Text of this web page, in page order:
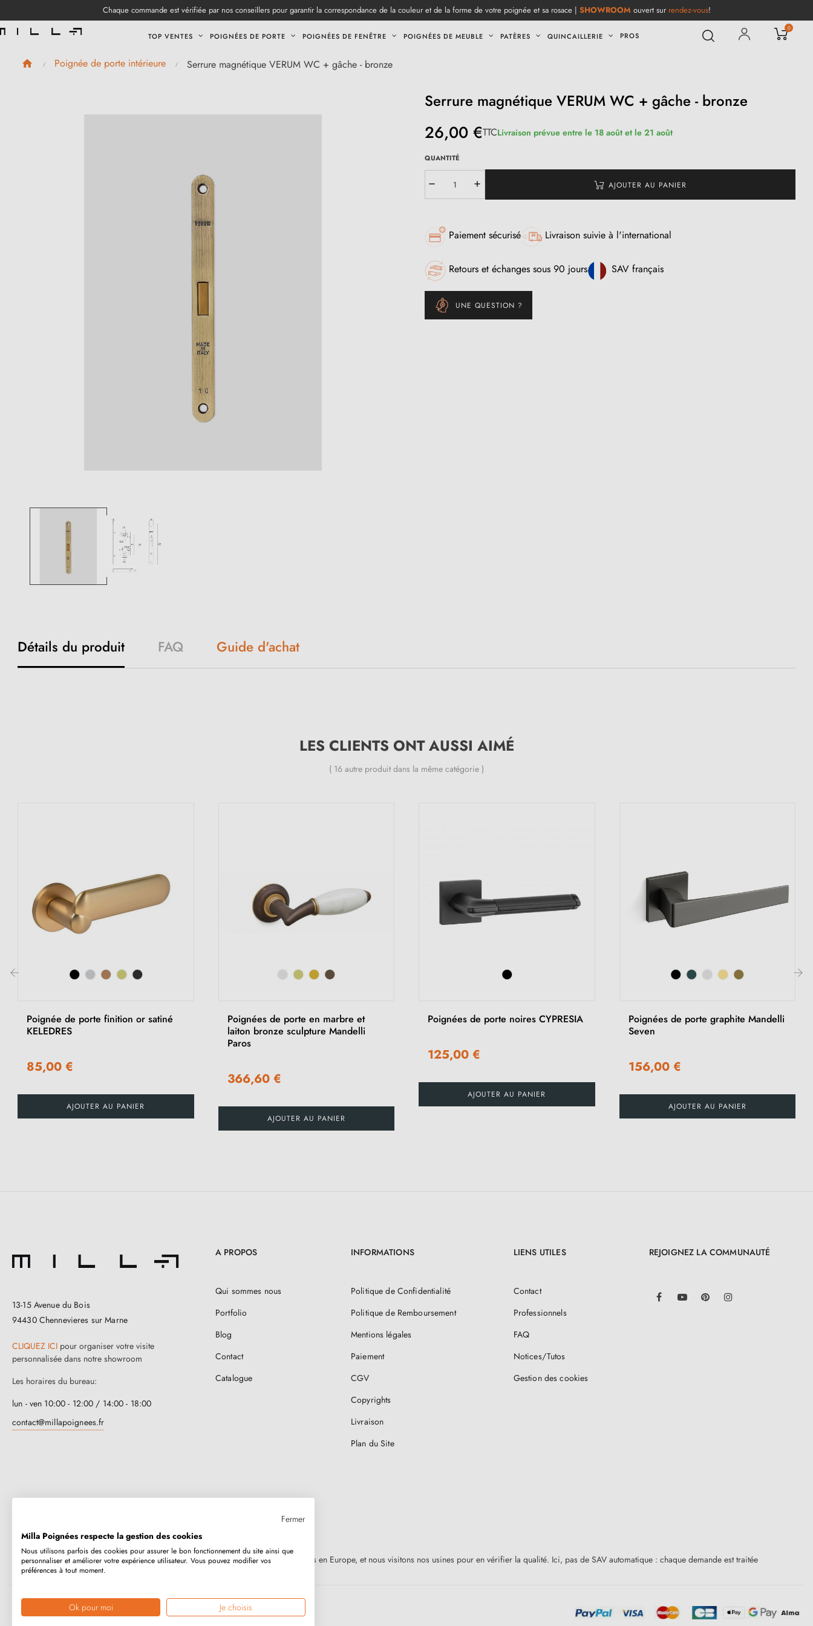
Chaque commande est vérifiée par nos conseillers pour garantir la correspondance de la couleur et de la forme de votre poignée et sa rosace | SHOWROOM ouvert sur rendez-vous!
TOP VENTES POIGNÉES DE PORTE POIGNÉES DE FENÊTRE POIGNÉES DE MEUBLE PATÈRES QUINCAILLERIE PROS
0
Poignée de porte intérieure Serrure magnétique VERUM WC + gâche - bronze
Serrure magnétique VERUM WC + gâche - bronze
26,00 €TTCLivraison prévue entre le 18 août et le 21 août
QUANTITÉ
AJOUTER AU PANIER
Paiement sécurisé Livraison suivie à l'international
Retours et échanges sous 90 jours SAV français
UNE QUESTION ?
Détails du produit FAQ Guide d'achat
LES CLIENTS ONT AUSSI AIMÉ
( 16 autre produit dans la même catégorie )
Poignée de porte finition or satiné
KELEDRES
85,00 €
AJOUTER AU PANIER
Poignées de porte en marbre et
laiton bronze sculpture Mandelli
Paros
366,60 €
AJOUTER AU PANIER
Poignées de porte noires CYPRESIA
125,00 €
AJOUTER AU PANIER
Poignées de porte graphite Mandelli
Seven
156,00 €
AJOUTER AU PANIER
13-15 Avenue du Bois
94430 Chennevieres sur Marne
CLIQUEZ ICI pour organiser votre visite
personnalisée dans notre showroom
Les horaires du bureau:
lun - ven 10:00 - 12:00 / 14:00 - 18:00
contact@millapoignees.fr
A PROPOS
Qui sommes nous
Portfolio
Blog
Contact
Catalogue
INFORMATIONS
Politique de Confidentialité
Politique de Remboursement
Mentions légales
Paiement
CGV
Copyrights
Livraison
Plan du Site
LIENS UTILES
Contact
Professionnels
FAQ
Notices/Tutos
Gestion des cookies
REJOIGNEZ LA COMMUNAUTÉ
FacebookYouTube Pinterest
Millapoignées, c’est une entreprise familiale française. Nos poignées sont fabriquées en Europe, et nous visitons nos usines pour en vérifier la qualité. Ici, pas de SAV automatique : chaque demande est traitée
humainement, au cas par cas.
Copyright © 2026 MILLA POIGNEES Tous droits réservés.
Fermer
Milla Poignées respecte la gestion des cookies
Nous utilisons parfois des cookies pour assurer le bon fonctionnement du site ainsi que
personnaliser et améliorer votre expérience utilisateur. Vous pouvez modifier vos
préférences à tout moment.
Ok pour moi Je choisis